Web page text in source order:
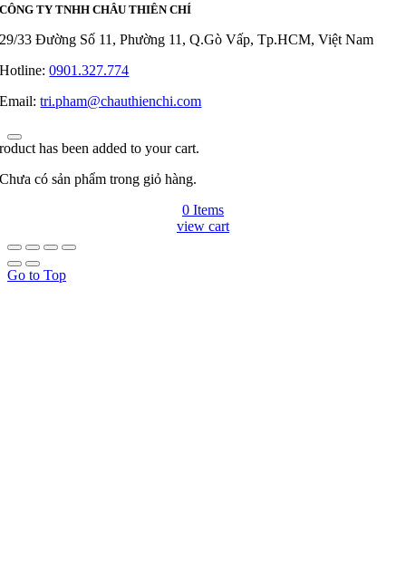
CÔNG TY TNHH CHÂU THIÊN CHÍ
29/33 Đường Số 11, Phường 11, Q.Gò Vấp, Tp.HCM, Việt Nam
Hotline:0901.327.774
Email:tri.pham@chauthienchi.com
has been added to your cart.
Chưa có sản phẩm trong giỏ hàng.
0 Items
view cart
Go to Top